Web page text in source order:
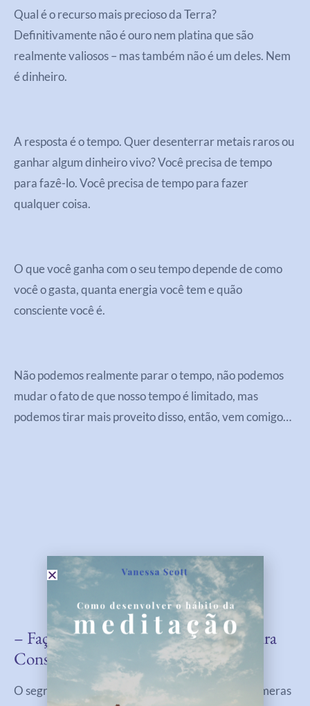
Qual é o recurso mais precioso da Terra?
Definitivamente não é ouro nem platina que são
realmente valiosos – mas também não é um deles. Nem
é dinheiro.
A resposta é o tempo. Quer desenterrar metais raros ou
ganhar algum dinheiro vivo? Você precisa de tempo
para fazê-lo. Você precisa de tempo para fazer
qualquer coisa.
O que você ganha com o seu tempo depende de como
você o gasta, quanta energia você tem e quão
consciente você é.
Não podemos realmente parar o tempo, não podemos
mudar o fato de que nosso tempo é limitado, mas
podemos tirar mais proveito disso, então, vem comigo…
– Faça Pequenas Mudanças De Maneira
Constante
O segredo para uma grande mudança é fazer inúmeras